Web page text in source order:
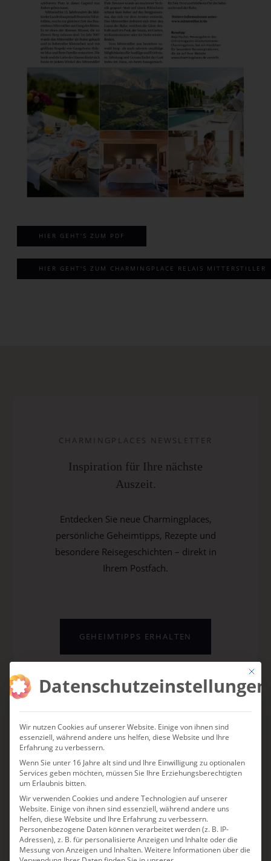
HIER GEHT'S ZUM PDF
HIER GEHT'S ZUM CHARMINGPLACE RELAIS MITTERSTILLER
CHARMINGPLACES NEWSLETTER
Inspiration für Ihre nächste
Auszeit.
Entdecken Sie neue Charmingplaces,
persönliche Geheimtipps, Rezepte und
besondere Reisegeschichten – direkt in
Ihrem Postfach.
GEHEIMTIPPS ERHALTEN
KURATIERT VON ANJA FISCHER ·
DAS KÖNNTE IHNEN
AUCH GEFALLEN
Mit
Datenschutzeinstellungen
Wir nutzen Cookies auf unserer Website. Einige von ihnen sind
essenziell, während andere uns helfen, diese Website und Ihre
Erfahrung zu verbessern.
Wenn Sie unter 16 Jahre alt sind und Ihre Einwilligung zu optionalen
Services geben möchten, müssen Sie Ihre Erziehungsberechtigten
um Erlaubnis bitten.
Wir verwenden Cookies und andere Technologien auf unserer
Website. Einige von ihnen sind essenziell, während andere uns
helfen, diese Website und Ihre Erfahrung zu verbessern.
Personenbezogene Daten können verarbeitet werden (z. B. IP-
Adressen), z. B. für personalisierte Anzeigen und Inhalte oder die
Messung von Anzeigen und Inhalten.Weitere Informationen über die